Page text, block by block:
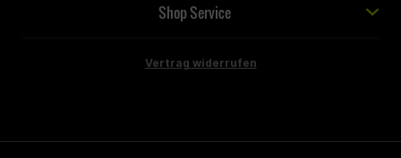
Shop Service
Vertrag widerrufen